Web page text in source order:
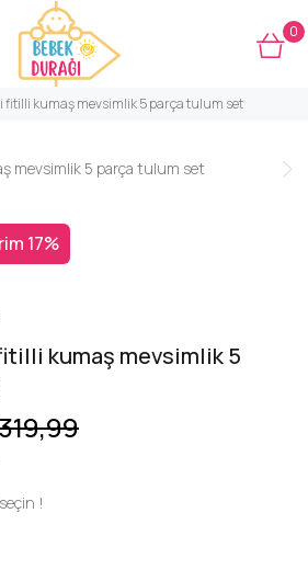
0
fitilli kumaş mevsimlik 5 parça tulum set
17%
kumaş mevsimlik 5
!